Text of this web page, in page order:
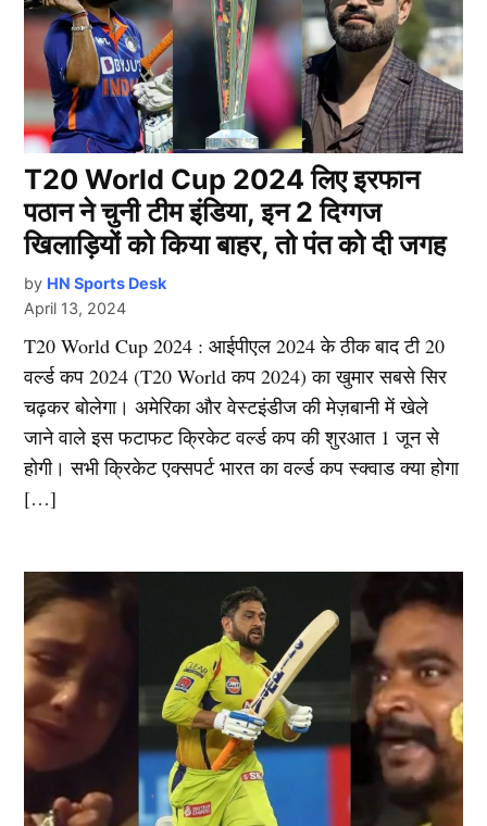
T20 World Cup 2024 लिए इरफान
पठान ने चुनी टीम इंडिया, इन 2 दिग्गज
खिलाड़ियों को किया बाहर, तो पंत को दी जगह
by HN Sports Desk
April 13, 2024
T20 World Cup 2024 : आईपीएल 2024 के ठीक बाद टी 20
वर्ल्ड कप 2024 (T20 World कप 2024) का खुमार सबसे सिर
चढ़कर बोलेगा। अमेरिका और वेस्टइंडीज की मेज़बानी में खेले
जाने वाले इस फटाफट क्रिकेट वर्ल्ड कप की शुरआत 1 जून से
होगी। सभी क्रिकेट एक्सपर्ट भारत का वर्ल्ड कप स्क्वाड क्या होगा
[…]